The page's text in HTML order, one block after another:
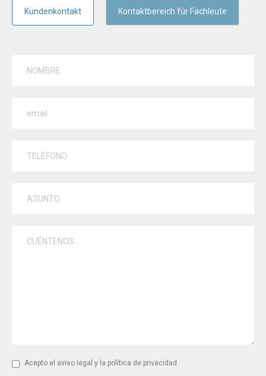
Kundenkontakt Kontaktbereich für Fachleute
Acepto el aviso legal y la política de privacidad